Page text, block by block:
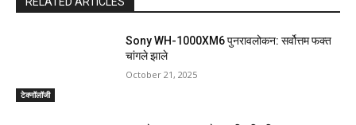
टेक्नॉलॉजी
Sony WH-1000XM6 पुनरावलोकन: सर्वोत्तम फक्त
चांगले झाले
October 21, 2025